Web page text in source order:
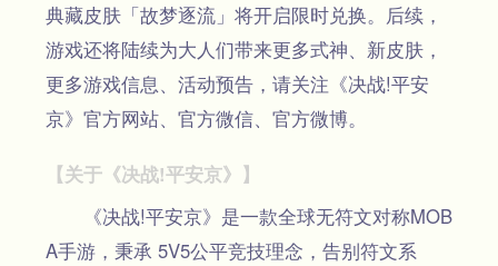
典藏皮肤「故梦逐流」将开启限时兑换。后续，
游戏还将陆续为大人们带来更多式神、新皮肤，
更多游戏信息、活动预告，请关注《决战!平安
京》官方网站、官方微信、官方微博。
【关于《决战!平安京》】
《决战!平安京》是一款全球无符文对称MOB
A手游，秉承 5V5公平竞技理念，告别符文系